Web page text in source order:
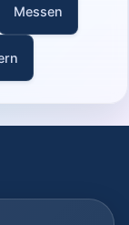
Messen